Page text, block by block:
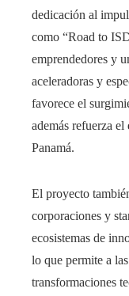
dedicación al
como “Road to
emprendedores y
aceleradoras y
favorece el
además refuerza el
Panamá.
El proyecto
corporaciones y
ecosistemas de
lo que permite a
transformaciones